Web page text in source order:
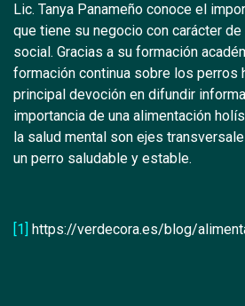
Lic. Tanya Panameño conoce el
que tiene su negocio con carácter
social. Gracias a su formación
formación continua sobre los perros
principal devoción en difundir
importancia de una alimentación
la salud mental son ejes
un perro saludable y estable.
[1] https://verdecora.es/blog/